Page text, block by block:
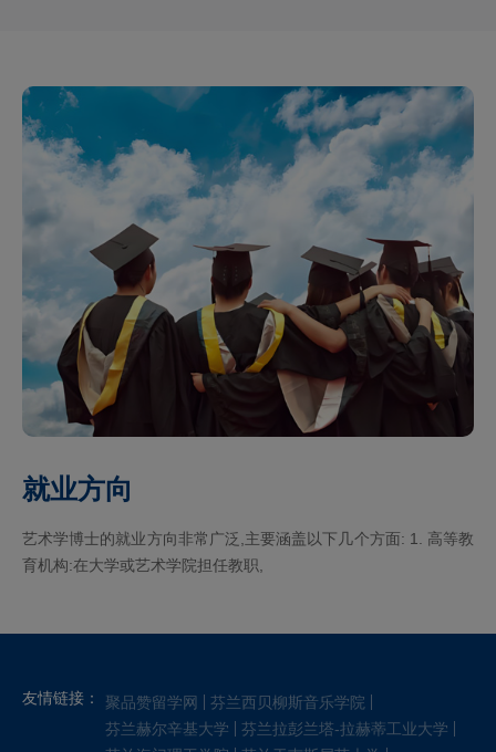
就业方向
艺术学博士的就业方向非常广泛,主要涵盖以下几个方面: 1. 高等教
育机构:在大学或艺术学院担任教职,
友情链接： 聚品赞留学网
芬兰西贝柳斯音乐学院
芬兰赫尔辛基大学
芬兰拉彭兰塔-拉赫蒂工业大学